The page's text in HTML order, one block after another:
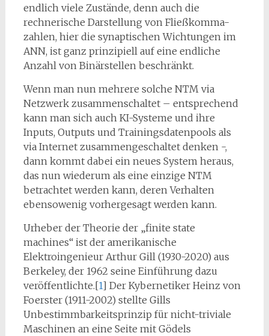
endlich viele Zustände, denn auch die
rechnerische Darstellung von Fließkomma-
zahlen, hier die synaptischen Wichtungen im
ANN, ist ganz prinzipiell auf eine endliche
Anzahl von Binärstellen beschränkt.
Wenn man nun mehrere solche NTM via
Netzwerk zusammenschaltet – entsprechend
kann man sich auch KI-Systeme und ihre
Inputs, Outputs und Trainingsdatenpools als
via Internet zusammengeschaltet denken -,
dann kommt dabei ein neues System heraus,
das nun wiederum als eine einzige NTM
betrachtet werden kann, deren Verhalten
ebensowenig vorhergesagt werden kann.
Urheber der Theorie der „finite state
machines“ ist der amerikanische
Elektroingenieur Arthur Gill (1930-2020) aus
Berkeley, der 1962 seine Einführung dazu
veröffentlichte.[1] Der Kybernetiker Heinz von
Foerster (1911-2002) stellte Gills
Unbestimmbarkeitsprinzip für nicht-triviale
Maschinen an eine Seite mit Gödels